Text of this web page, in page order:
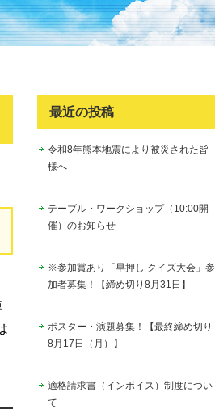
最近の投稿
令和8年熊本地震により被災された皆
様へ
テーブル・ワークショップ（10:00開
催）のお知らせ
※参加賞あり「早押し クイズ大会」参
加者募集！【締め切り8月31日】
ポスター・演題募集！【最終締め切り
8月17日（月）】
適格請求書（インボイス）制度につい
て